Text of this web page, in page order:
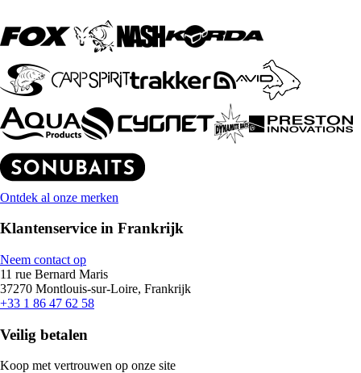
Ontdek al onze merken
Klantenservice in Frankrijk
Neem contact op
11 rue Bernard Maris
37270 Montlouis-sur-Loire, Frankrijk
+33 1 86 47 62 58
Veilig betalen
Koop met vertrouwen op onze site